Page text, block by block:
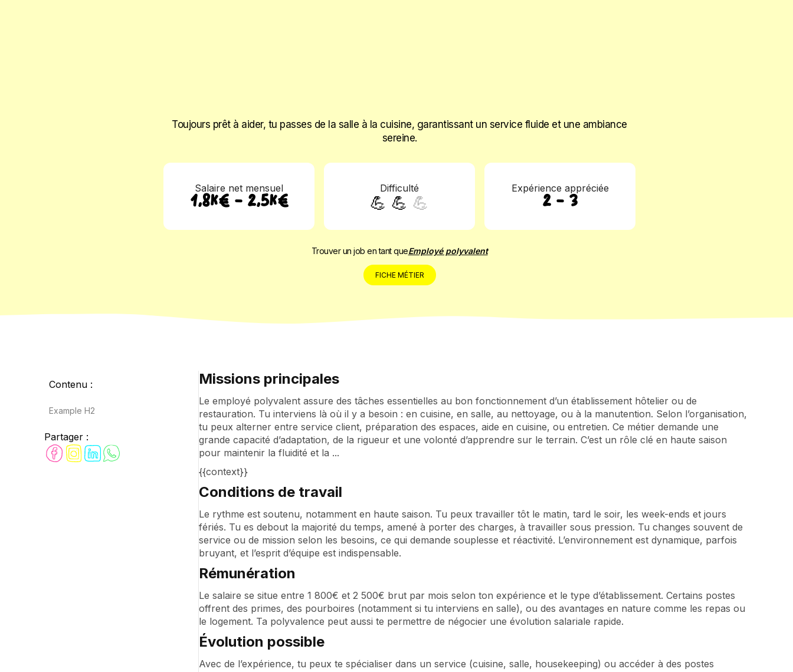
FICHE MÉTIER
Toujours prêt à aider, tu passes de la salle à la cuisine, garantissant un service fluide et une ambiance
sereine.
Salaire net mensuel
1,8K€ - 2,5K€
Difficulté
💪 💪 💪
Expérience appréciée
2 - 3
Trouver un job en tant queEmployé polyvalent
Contenu :
Example H2
Partager :
Missions principales
Le employé polyvalent assure des tâches essentielles au bon fonctionnement d’un établissement hôtelier ou de
restauration. Tu interviens là où il y a besoin : en cuisine, en salle, au nettoyage, ou à la manutention. Selon l’organisation,
tu peux alterner entre service client, préparation des espaces, aide en cuisine, ou entretien. Ce métier demande une
grande capacité d’adaptation, de la rigueur et une volonté d’apprendre sur le terrain. C’est un rôle clé en haute saison
pour maintenir la fluidité et la ...
{{context}}
Conditions de travail
Le rythme est soutenu, notamment en haute saison. Tu peux travailler tôt le matin, tard le soir, les week-ends et jours
fériés. Tu es debout la majorité du temps, amené à porter des charges, à travailler sous pression. Tu changes souvent de
service ou de mission selon les besoins, ce qui demande souplesse et réactivité. L’environnement est dynamique, parfois
bruyant, et l’esprit d’équipe est indispensable.
Rémunération
Le salaire se situe entre 1 800€ et 2 500€ brut par mois selon ton expérience et le type d’établissement. Certains postes
offrent des primes, des pourboires (notamment si tu interviens en salle), ou des avantages en nature comme les repas ou
le logement. Ta polyvalence peut aussi te permettre de négocier une évolution salariale rapide.
Évolution possible
Avec de l’expérience, tu peux te spécialiser dans un service (cuisine, salle, housekeeping) ou accéder à des postes